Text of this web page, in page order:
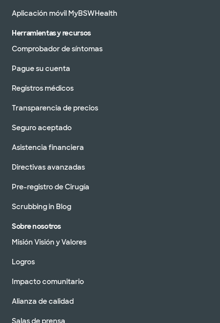
Aplicación móvil MyBSWHealth
Herramientas y recursos
Comprobador de síntomas
Pague su cuenta
Registros médicos
Transparencia de precios
Seguro aceptado
Asistencia financiera
Directivas avanzadas
Pre-registro de Cirugía
Scrubbing in Blog
Sobre nosotros
Misión Visión y Valores
Logros
Impacto comunitario
Alianza de calidad
Salas de prensa